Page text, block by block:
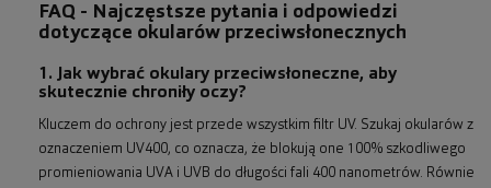
FAQ - Najczęstsze pytania i odpowiedzi
dotyczące okularów przeciwsłonecznych
1. Jak wybrać okulary przeciwsłoneczne, aby
skutecznie chroniły oczy?
Kluczem do ochrony jest przede wszystkim filtr UV. Szukaj okularów z
oznaczeniem UV400, co oznacza, że blokują one 100% szkodliwego
promieniowania UVA i UVB do długości fali 400 nanometrów. Równie